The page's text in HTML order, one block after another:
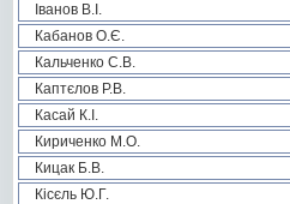
Іванов В.І.
Кабанов О.Є.
Кальченко С.В.
Каптєлов Р.В.
Касай К.І.
Кириченко М.О.
Кицак Б.В.
Кісєль Ю.Г.